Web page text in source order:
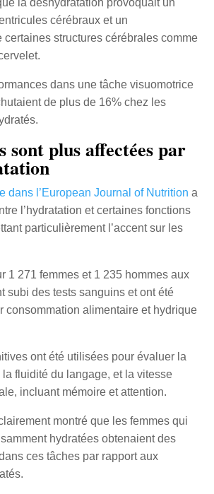
la déshydratation provoquait un
cérébraux et un
certaines structures cérébrales comme
dans une tâche visuomotrice
de plus de 16% chez les
sont plus affectées par
dans l’European Journal of Nutrition a
l’hydratation et certaines fonctions
particulièrement l’accent sur les
1 271 femmes et 1 235 hommes aux
subi des tests sanguins et ont été
consommation alimentaire et hydrique
ont été utilisées pour évaluer la
fluidité du langage, et la vitesse
incluant mémoire et attention.
montré que les femmes qui
hydratées obtenaient des
ces tâches par rapport aux